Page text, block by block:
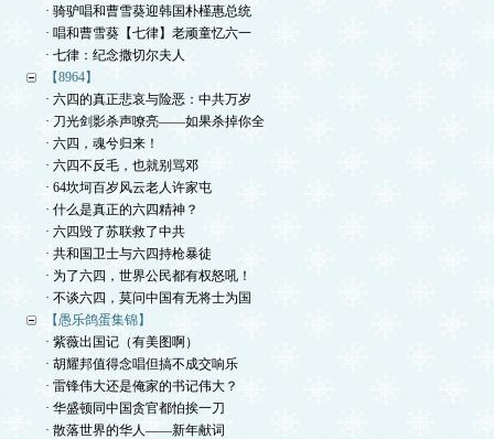
· 骑驴唱和曹雪葵迎韩国朴槿惠总统
· 唱和曹雪葵【七律】老顽童忆六一
· 七律：纪念撒切尔夫人
【8964】
· 六四的真正悲哀与险恶：中共万岁
· 刀光剑影杀声嘹亮——如果杀掉你全
· 六四，魂兮归来！
· 六四不反毛，也就别骂邓
· 64坎坷百岁风云老人许家屯
· 什么是真正的六四精神？
· 六四毁了苏联救了中共
· 共和国卫士与六四持枪暴徒
· 为了六四，世界公民都有权怒吼！
· 不谈六四，莫问中国有无将士为国
【愚乐鸽蛋集锦】
· 紫薇出国记（有美图啊）
· 胡耀邦值得念唱但搞不成交响乐
· 雷锋伟大还是俺家的书记伟大？
· 华盛顿同中国贪官都怕挨一刀
· 散落世界的华人——新年献词